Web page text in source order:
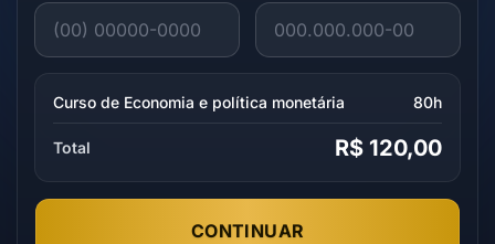
Curso de Economia e política monetária 80h
Total R$ 120,00
CONTINUAR